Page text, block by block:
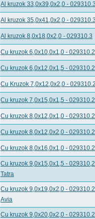
Al kruzok 33,0x39,0x2,0 -
Al kruzok 35,0x41,0x2,0 -
Al kruzok 8,0x18,0x2,0 - 029310.3
Cu kruzok 6,0x10,0x1,0 - 029310.2
Cu kruzok 6,0x12,0x1,5 - 029310.2
Cu Kruzok 7,0x12,0x2,0 -
Cu kruzok 7,0x15,0x1,5 - 029310.2
Cu kruzok 8,0x12,0x1,0 - 029310.2
Cu kruzok 8,0x12,0x2,0 - 029310.2
Cu kruzok 8,0x16,0x1,0 - 029310.2
Cu kruzok 9,0x15,0x1,5 - 029310,2
Tatra
Cu kruzok 9,0x19,0x2,0 - 029310.2
Avia
Cu kruzok 9,0x20,0x2,0 - 029310.2